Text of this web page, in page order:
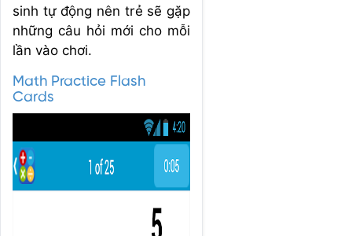
sinh tự động nên trẻ sẽ gặp
những câu hỏi mới cho mỗi
lần vào chơi.
Math Practice Flash
Cards